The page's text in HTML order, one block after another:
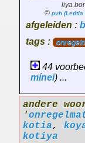
liya
© pvh (Letitia
afgeleiden :
tags :
44
mínei) ...
andere
'
kotia,
kotiya